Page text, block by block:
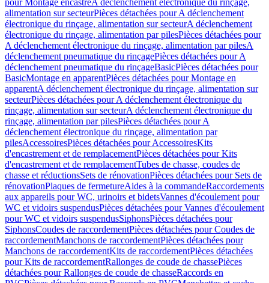
pour Montage encastréA déclenchement électronique du rinçage,
alimentation sur secteurPièces détachées pour A déclenchement
électronique du rinçage, alimentation sur secteurA déclenchement
électronique du rinçage, alimentation par pilesPièces détachées pour
A déclenchement électronique du rinçage, alimentation par pilesA
déclenchement pneumatique du rinçagePièces détachées pour A
déclenchement pneumatique du rinçageBasicPièces détachées pour
BasicMontage en apparentPièces détachées pour Montage en
apparentA déclenchement électronique du rinçage, alimentation sur
secteurPièces détachées pour A déclenchement électronique du
rinçage, alimentation sur secteurA déclenchement électronique du
rinçage, alimentation par pilesPièces détachées pour A
déclenchement électronique du rinçage, alimentation par
pilesAccessoiresPièces détachées pour AccessoiresKits
d'encastrement et de remplacementPièces détachées pour Kits
d'encastrement et de remplacementTubes de chasse, coudes de
chasse et réductionsSets de rénovationPièces détachées pour Sets de
rénovationPlaques de fermetureAides à la commandeRaccordements
aux appareils pour WC, urinoirs et bidetsVannes d'écoulement pour
WC et vidoirs suspendusPièces détachées pour Vannes d'écoulement
pour WC et vidoirs suspendusSiphonsPièces détachées pour
SiphonsCoudes de raccordementPièces détachées pour Coudes de
raccordementManchons de raccordementPièces détachées pour
Manchons de raccordementKits de raccordementPièces détachées
pour Kits de raccordementRallonges de coude de chassePièces
détachées pour Rallonges de coude de chasseRaccords en